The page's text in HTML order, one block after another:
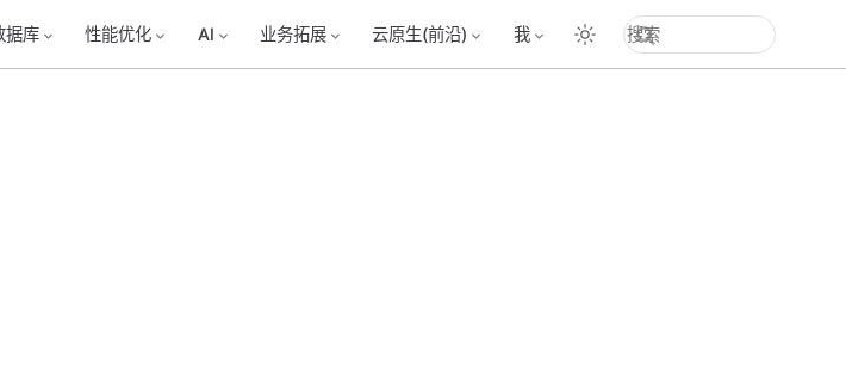
据库 性能优化 AI 业务拓展 云原生(前沿) 我